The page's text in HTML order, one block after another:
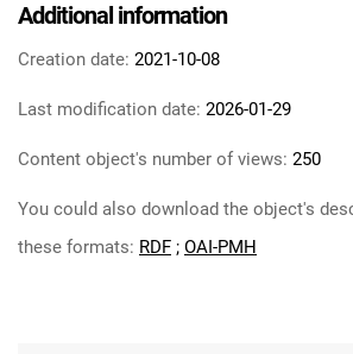
Feliksa Dzierżyńskiego. 1967, nr
Tarnowskie Azoty : Organ
Feliksa Dzierżyńskiego. 1967, nr
Tarnowskie Azoty : Organ
Feliksa Dzierżyńskiego. 1967,
Tarnowskie Azoty : Organ
Additional information
Creation date: 2021-10-08
Last modification date: 2026-01-29
Content object's number of views: 250
You could also download the object's
these formats: RDF ; OAI-PMH